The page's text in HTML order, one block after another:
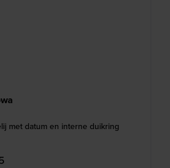
met datum en interne duikring